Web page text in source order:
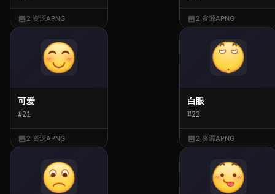
2 资源APNG 2 资源APNG
可爱
#21
2 资源APNG
白眼
#22
2 资源APNG